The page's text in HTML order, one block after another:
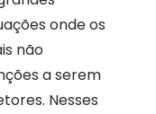
onde os
não
a serem
Nesses